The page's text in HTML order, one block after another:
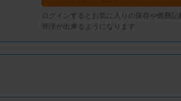
ログインするとお気に入りの保存や燃費記
管理が出来るようになります